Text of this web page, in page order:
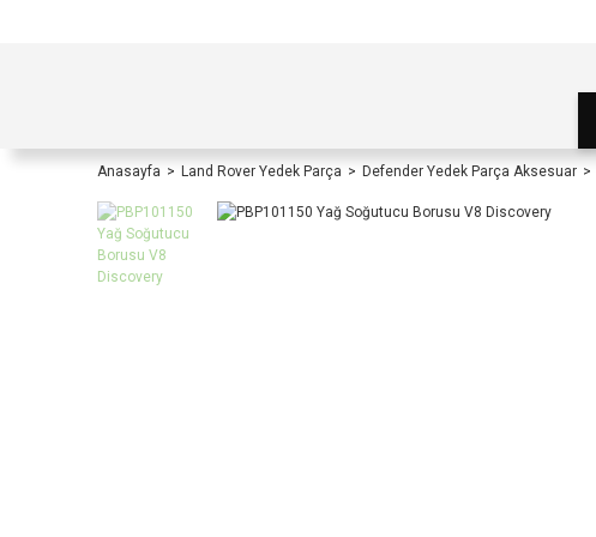
Anasayfa Land Rover Yedek Parça Defender Yedek Parça Aksesuar